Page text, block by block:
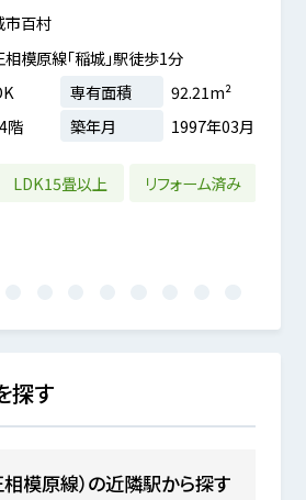
市百村
相模原線「稲城」駅徒歩1分
専有面積
92.21m²
階 築年月 1997年03月
LDK15畳以上
リフォーム済み
探す
模原線）の近隣駅から探す